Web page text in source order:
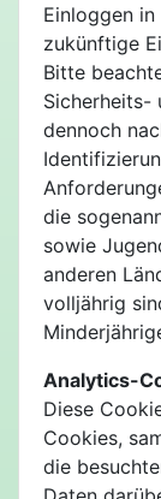
Einloggen
zukünftige
Bitte
Sicherheits-
dennoch
die
sowie
anderen
volljährig
Analytics-
Diese
Cookies,
die